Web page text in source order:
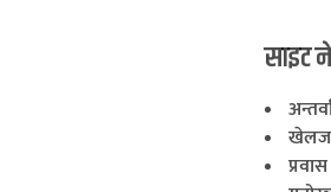
साइट
प्रवास